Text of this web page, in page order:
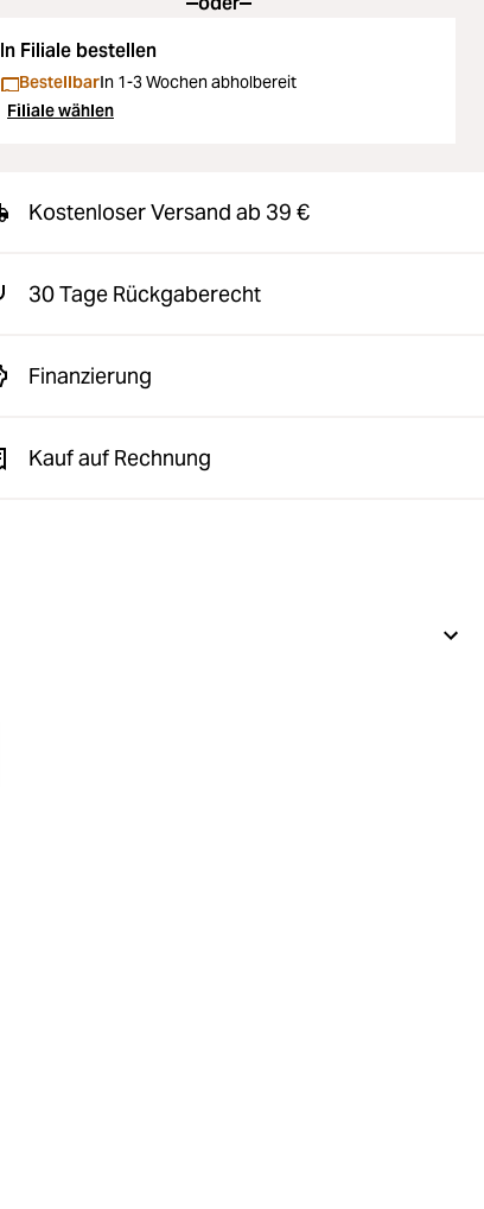
In Filiale bestellen
BestellbarIn 1-3 Wochen abholbereit
Filiale wählen
Kostenloser Versand ab 39 €
30 Tage Rückgaberecht
Finanzierung
Kauf auf Rechnung